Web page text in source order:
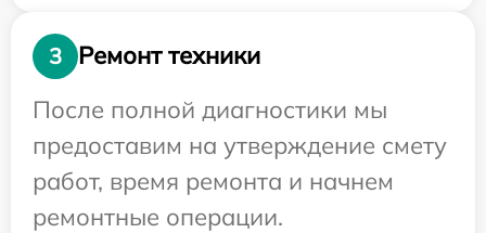
3
Ремонт техники
После полной диагностики мы
предоставим на утверждение смету
работ, время ремонта и начнем
ремонтные операции.